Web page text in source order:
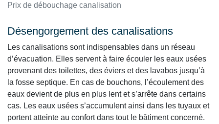
Prix de débouchage canalisation
Désengorgement des canalisations
Les canalisations sont indispensables dans un réseau
d’évacuation. Elles servent à faire écouler les eaux usées
provenant des toilettes, des éviers et des lavabos jusqu’à
la fosse septique. En cas de bouchons, l’écoulement des
eaux devient de plus en plus lent et s’arrête dans certains
cas. Les eaux usées s’accumulent ainsi dans les tuyaux et
portent atteinte au confort dans tout le bâtiment concerné.